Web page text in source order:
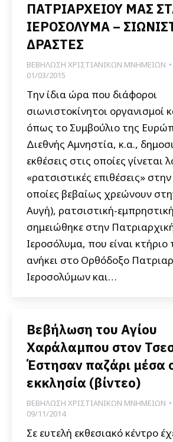
ΠΑΤΡΙΑΡΧΕΙΟΥ ΜΑΣ
ΙΕΡΟΣΟΛΥΜΑ –
ΔΡΑΣΤΕΣ
ΒΕΒΗΛΩΣΗ ΧΡΙΣΤΙΑΝΙΚΩΝ ΜΝΗΜΕΙΩΝ
01/03/2015
Την ίδια ώρα που διάφοροι
σιωνιστοκίνητοι οργανισμοί
όπως το Συμβούλιο της
Διεθνής Αμνηστία, κ.α.,
εκθέσεις στις οποίες γίνεται
«ρατσιστικές επιθέσεις»
οποίες βεβαίως χρεώνουν
Αυγή), ρατσιστική-
σημειώθηκε στην
Ιεροσόλυμα, που είναι κτήριο
ανήκει στο Ορθόδοξο
Ιεροσολύμων και…
Βεβήλωση του Αγίου
Χαράλαμπου στον
Έστησαν παζάρι μέσα
εκκλησία (βίντεο)
ΒΕΒΗΛΩΣΗ ΧΡΙΣΤΙΑΝΙΚΩΝ ΜΝΗΜΕΙΩΝ
09/11/2014
Σε ευτελή εκθεσιακό κέντρο